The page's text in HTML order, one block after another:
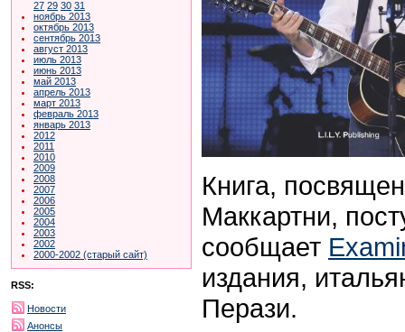
27 29 30 31
ноябрь 2013
октябрь 2013
сентябрь 2013
август 2013
июль 2013
июнь 2013
май 2013
апрель 2013
март 2013
февраль 2013
январь 2013
2012
2011
2010
2009
2008
2007
2006
2005
2004
2003
2002
2000-2002 (старый сайт)
RSS:
Новости
Анонсы
Книга,
Маккартни,
сообщает
издания,
Перази.